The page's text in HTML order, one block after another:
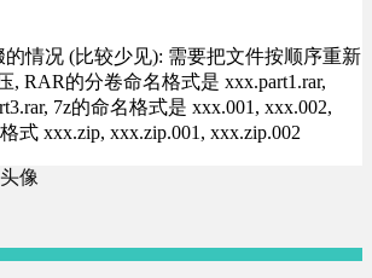
情况 (比较少见): 需要把文件按顺序重新
, RAR的分卷命名格式是 xxx.part1.rar,
7z的命名格式是 xxx.001, xxx.002,
式 xxx.zip, xxx.zip.001, xxx.zip.002